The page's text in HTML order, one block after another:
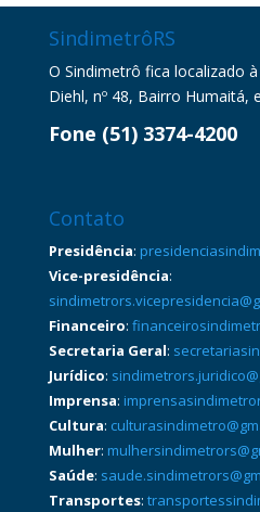
SindimetrôRS
O Sindimetrô fica localizado
Diehl, nº 48, Bairro Humaitá,
Fone (51) 3374-4200
Contato
Presidência:
Vice-presidência:
Financeiro:
Secretaria Geral:
Jurídico:
Imprensa:
Cultura:
Mulher:
Saúde:
Transportes: